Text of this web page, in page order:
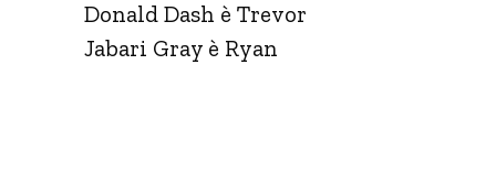
Donald Dash è Trevor
Jabari Gray è Ryan